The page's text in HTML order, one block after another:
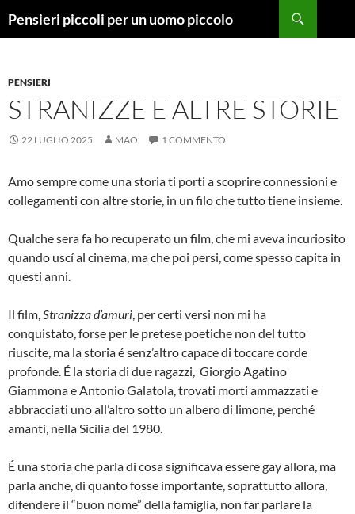
Pensieri piccoli per un uomo piccolo
PENSIERI
STRANIZZE E ALTRE STORIE
22 LUGLIO 2025 MAO 1 COMMENTO
Amo sempre come una storia ti porti a scoprire connessioni e
collegamenti con altre storie, in un filo che tutto tiene insieme.
Qualche sera fa ho recuperato un film, che mi aveva incuriosito
quando uscí al cinema, ma che poi persi, come spesso capita in
questi anni.
Il film,Stranizza d’amuri, per certi versi non mi ha
conquistato, forse per le pretese poetiche non del tutto
riuscite, ma la storia é senz’altro capace di toccare corde
profonde. É la storia di due ragazzi, Giorgio Agatino
Giammona e Antonio Galatola, trovati morti ammazzati e
abbracciati uno all’altro sotto un albero di limone, perché
amanti, nella Sicilia del 1980.
É una storia che parla di cosa significava essere gay allora, ma
parla anche, di quanto fosse importante, soprattutto allora,
difendere il “buon nome” della famiglia, non far parlare la